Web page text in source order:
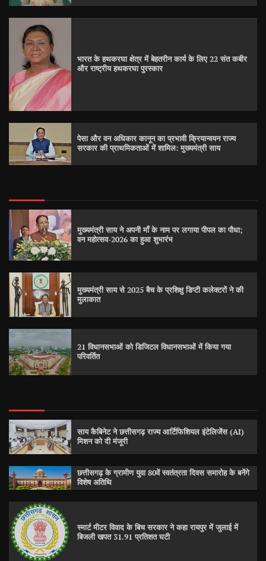
भारत के हथकरघा क्षेत्र में बेहतरीन कार्य के लिए 22 संत कबीर
और राष्ट्रीय हथकरघा पुरस्कार
पेसा और वन अधिकार कानून का प्रभावी क्रियान्वयन राज्य
सरकार की प्राथमिकताओं में शामिल: मुख्यमंत्री साय
मुख्यमंत्री साय ने अपनी माँ के नाम पर लगाया पीपल का पौधा;
वन महोत्सव-2026 का हुआ शुभारंभ
मुख्यमंत्री साय से 2025 बैच के प्रशिक्षु डिप्टी कलेक्टरों ने की
मुलाकात
21 विधानसभाओं को डिजिटल विधानसभाओं में किया गया
परिवर्तित
साय कैबिनेट ने छत्तीसगढ़ राज्य आर्टिफिशियल इंटेलिजेंस (AI)
मिशन को दी मंजूरी
छत्तीसगढ़ के ग्रामीण युवा 80वें स्वतंत्रता दिवस समारोह के बनेंगे
विशेष अतिथि
स्मार्ट मीटर विवाद के बिच सरकार ने कहा रायपुर में जुलाई में
बिजली खपत 31.91 प्रतिशत घटी